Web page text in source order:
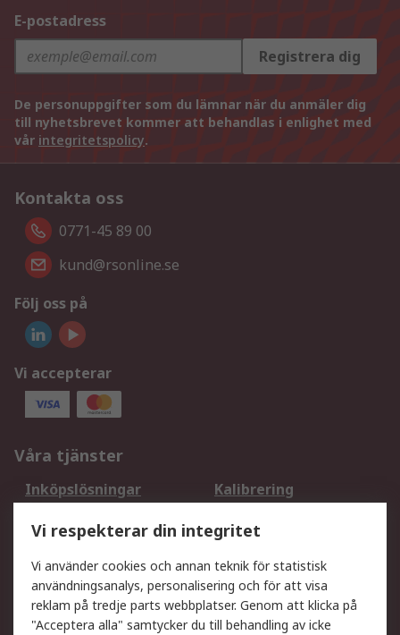
E-postadress
Registrera dig
De personuppgifter som du lämnar när du anmäler dig
till nyhetsbrevet kommer att behandlas i enlighet med
vår integritetspolicy.
Kontakta oss
0771-45 89 00
kund@rsonline.se
Följ oss på
Vi accepterar
Våra tjänster
Inköpslösningar
Kalibrering
DesignSpark
Teknisk Support
Ditt lokala säljteam
Exportlösningar
Support
Vi respekterar din integritet
Vi använder cookies och annan teknik för statistisk
användningsanalys, personalisering och för att visa
reklam på tredje parts webbplatser. Genom att klicka på
"Acceptera alla" samtycker du till behandling av icke